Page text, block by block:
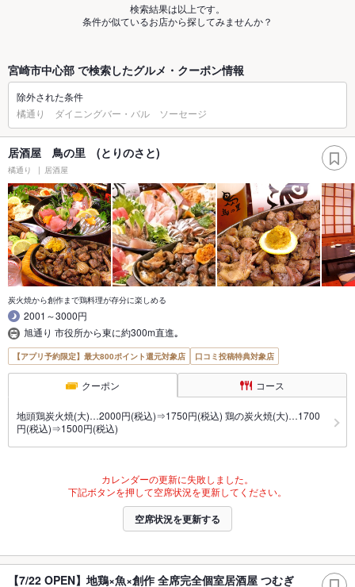
検索結果は以上です。
条件が似ているお店から探してみませんか？
宮崎市中心部 で検索したグルメ・クーポン情報
除外された条件
橘通り ダイニングバー・バル ソーセージ
居酒屋 鳥の里 (とりのさと)
橘通り 居酒屋
炭火焼から創作まで鶏料理が存分に楽しめる
2001～3000円
旭通り 市役所から東に約300m直進｡
【アプリ予約限定】最大800ポイント還元対象店 口コミ投稿特典対象店
クーポン コース
地頭鶏炭火焼(大)…2000円(税込)⇒1750円(税込) 鶏の炭火焼(大)…1700
円(税込)⇒1500円(税込)
カレンダーの更新に失敗しました。
下記ボタンを押して空席状況を更新してください。
空席状況を更新する
【7/22 OPEN】地鶏×魚×創作 全席完全個室居酒屋 つむぎ